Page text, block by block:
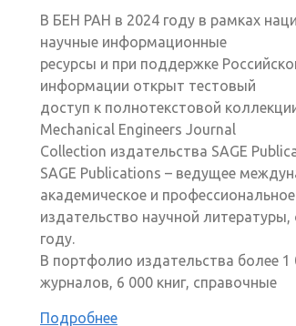
В БЕН РАН в 2024 году в рамках
научные информационные
ресурсы и при поддержке
информации открыт тестовый
доступ к полнотекстовой
Mechanical Engineers Journal
Collection издательства SAGE
SAGE Publications – ведущее
академическое и профессиональное
издательство научной литературы,
году.
В портфолио издательства более 1
журналов, 6 000 книг, справочные
Подробнее